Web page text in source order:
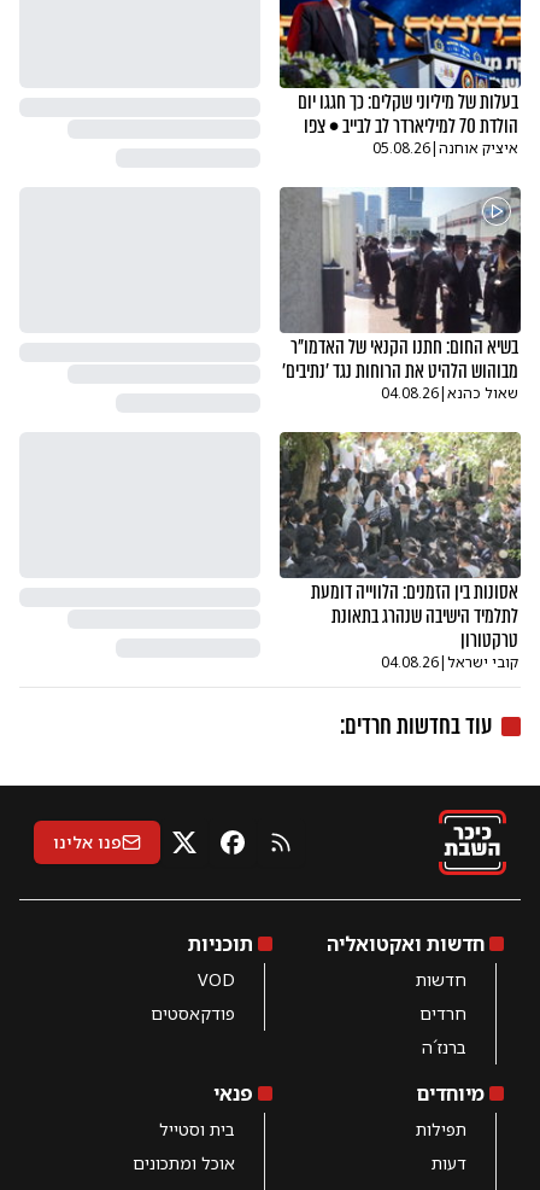
בעלות של מיליוני שקלים: כך חגגו יום
הולדת 70 למיליארדר לב לבייב • צפו
איציק אוחנה|
05.08.26
בשיא החום: חתנו הקנאי של האדמו"ר
מבוהוש הלהיט את הרוחות נגד 'נתיבים'
שאול כהנא|
04.08.26
אסונות בין הזמנים: הלווייה דומעת
לתלמיד הישיבה שנהרג בתאונת
טרקטורון
קובי ישראל|
04.08.26
עוד בחדשות חרדים:
RSS פייסבוק
X פנו אלינו
חדשות ואקטואליה
חדשות
חרדים
ברנז´ה
תוכניות
VOD
פודקאסטים
מיוחדים
תפילות
דעות
פנאי
בית וסטייל
אוכל ומתכונים